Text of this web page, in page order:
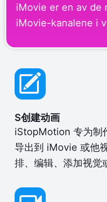
iMovie er en av de
iMovie-kanalene i
S创建动画
iStopMotion 专为制
导出到 iMovie 或他
排、编辑、添加视觉